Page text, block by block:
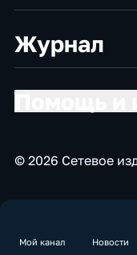
Мой канал Новости
Журнал
© 2026 Сетевое